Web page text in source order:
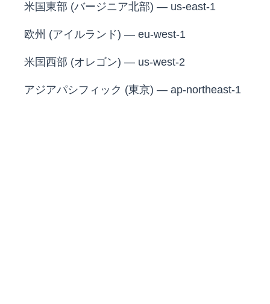
米国東部 (バージニア北部) — us-east-1
欧州 (アイルランド) — eu-west-1
米国西部 (オレゴン) — us-west-2
アジアパシフィック (東京) — ap-northeast-1